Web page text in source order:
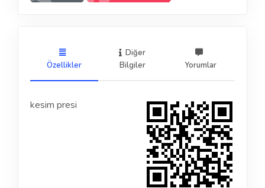
Özellikler
Diğer
Bilgiler
Yorumlar
kesim presi